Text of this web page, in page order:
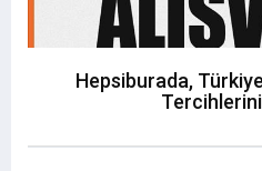
Hepsiburada,
Tercihlerini